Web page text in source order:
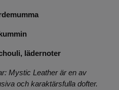
lädernoter
Mystic Leather är en av
och karaktärsfulla dofter.